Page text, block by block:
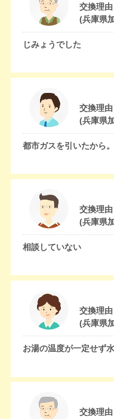
交換理由
(兵庫県
じみょうでした
交換理由
(兵庫県
都市ガスを引いたから
交換理由
(兵庫県
相談していない
交換理由
(兵庫県
お湯の温度が一定せず
交換理由